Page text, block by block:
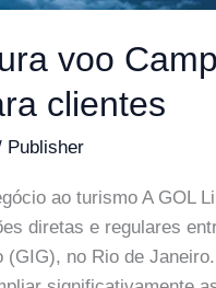
voo
clientes
Publisher
ao turismo A GOL
diretas e regulares
(GIG), no Rio de